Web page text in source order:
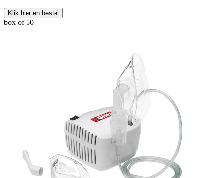
Klik hier en bestel
box of 50